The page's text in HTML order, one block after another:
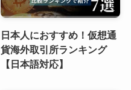
日本人におすすめ！仮想通
貨海外取引所ランキング
【日本語対応】